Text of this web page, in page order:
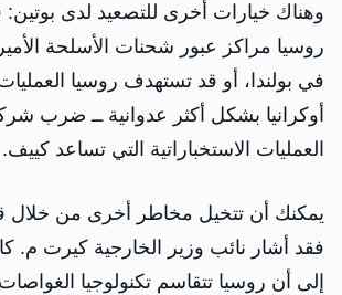
وهناك خيارات أخرى للتصعيد لدى
روسيا مراكز عبور شحنات الأسلحة
في بولندا، أو قد تستهدف روسيا
أوكرانيا بشكل أكثر عدوانية ــ ضرب
العمليات الاستخباراتية التي تساعد كييف.
يمكنك أن تتخيل مخاطر أخرى من خلال
فقد أشار نائب وزير الخارجية كيرت م.
إلى أن روسيا تتقاسم تكنولوجيا